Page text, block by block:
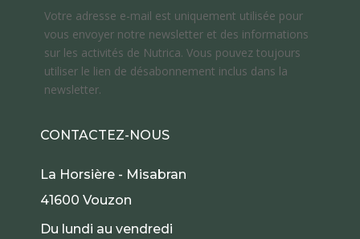
Votre adresse e-mail est uniquement utilisée pour
vous envoyer notre newsletter et des informations
sur les activités de Nutrica. Vous pouvez toujours
utiliser le lien de désabonnement inclus dans la
newsletter.
CONTACTEZ-NOUS
La Horsière - Misabran
41600 Vouzon
Du lundi au vendredi